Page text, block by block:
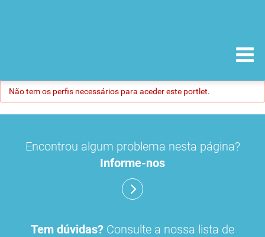
Não tem os perfis necessários para aceder este portlet.
Encontrou algum problema nesta página?
Informe-nos
Tem dúvidas? Consulte a nossa lista de